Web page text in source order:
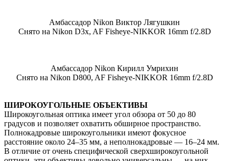
Амбассадор Nikon Виктор Лягушкин
Снято на Nikon D3x, AF Fisheye-NIKKOR 16mm f/2.8D
Амбассадор Nikon Кирилл Умрихин
Снято на Nikon D800, AF Fisheye-NIKKOR 16mm f/2.8D
ШИРОКОУГОЛЬНЫЕ ОБЪЕКТИВЫ
Широкоугольная оптика имеет угол обзора от 50 до 80
градусов и позволяет охватить обширное пространство.
Полнокадровые широкоугольники имеют фокусное
расстояние около 24–35 мм, а неполнокадровые — 16–24 мм.
В отличие от очень специфической сверхширокоугольной